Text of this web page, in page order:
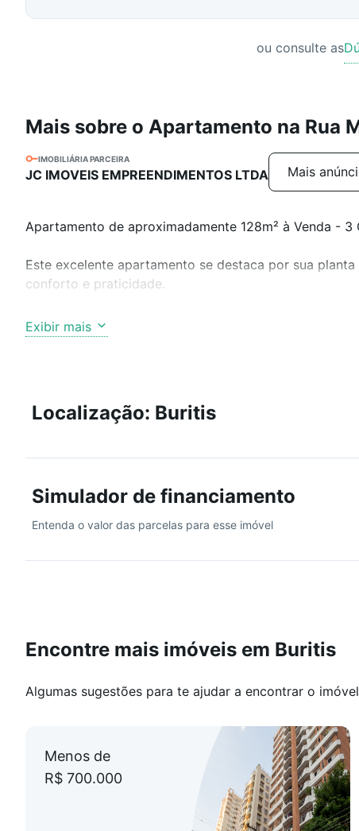
ou consulte as
Mais sobre o Apartamento na Rua
IMOBILIÁRIA PARCEIRA
JC IMOVEIS EMPREENDIMENTOS LTDA Mais
Apartamento de aproximadamente 128m² à Venda - 3
Este excelente apartamento se destaca por sua
conforto e praticidade.
Sala ampla para dois ambientes com piso em tábua
Cozinha independente, equipada com armários
Gás canalizado individual;
Interfone;
2 vagas de garagem cobertas em linha.
Exibir mais
Localização: Buritis
Simulador de financiamento
Entenda o valor das parcelas para esse imóvel
Encontre mais imóveis em Buritis
Algumas sugestões para te ajudar a encontrar o
Menos de
R$ 700.000